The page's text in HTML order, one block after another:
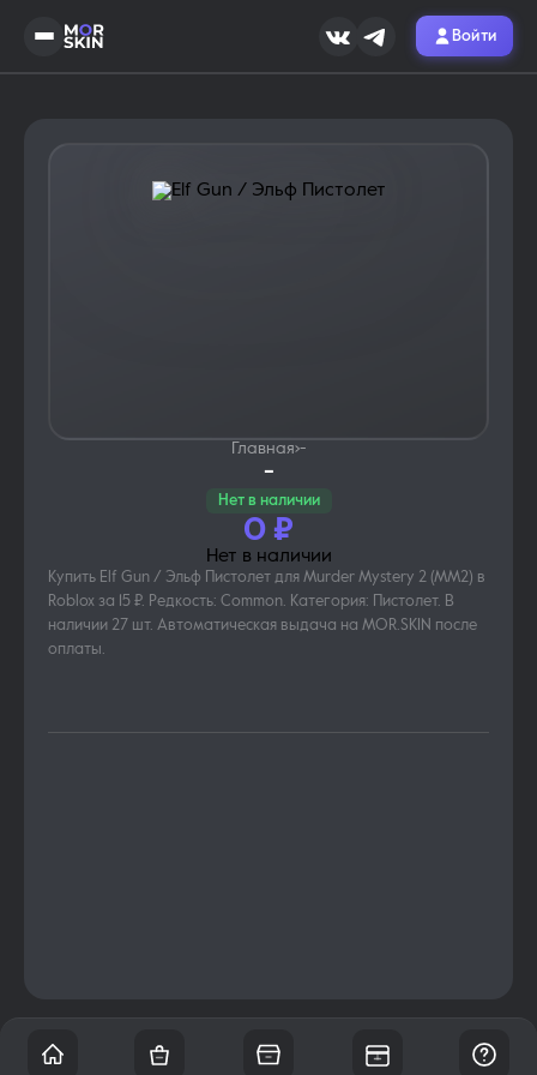
Войти
Главная›-
-
Нет в наличии
0 ₽
Нет в наличии
Купить Elf Gun / Эльф Пистолет для Murder Mystery 2 (MM2) в
Roblox за 15 ₽. Редкость: Common. Категория: Пистолет. В
наличии 27 шт. Автоматическая выдача на MOR.SKIN после
оплаты.